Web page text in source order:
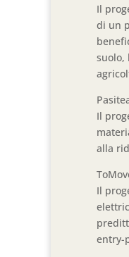
Il
di un
suolo,
Il
alla
Il
entry-